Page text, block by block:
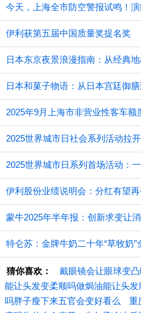
伊利获第五届中国质量奖提名奖
日本东京夜景浪漫指南：从经典
日本和菓子物语：从日本宫廷御
2025年9月上海市非营业性客车额
2025世界城市日系列首场活动：
伊利股份业绩说明会：分红有望
蒙牛2025年半年报：创新求变让
特仑苏：金牌牛奶二十年“草牧奶
猜你喜欢： 戴眼镜会让眼球变
能让头发变柔顺吗做焗油能让头发
吗胖子瘦下来五官会变好看么
重